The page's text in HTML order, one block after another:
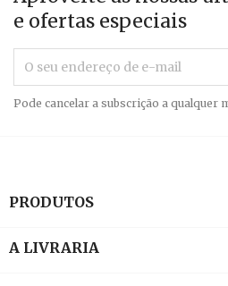
e ofertas especiais
Pode cancelar a subscrição a qualquer
PRODUTOS
A LIVRARIA